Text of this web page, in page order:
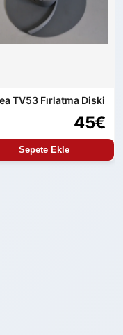
TV53 Fırlatma Diski
45€
Sepete Ekle